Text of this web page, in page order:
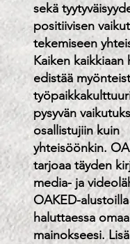
sekä
positiivisen
tekemiseen
Kaiken kaikkiaan
edistää
pysyvän
osallistujiin kuin
yhteisöönkin.
tarjoaa täyden
media- ja
OAKED-alustoilla
haluttaessa
mainokseesi.